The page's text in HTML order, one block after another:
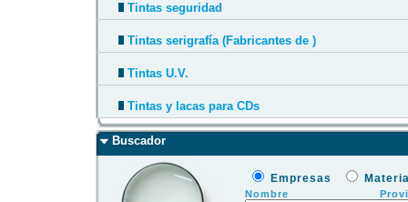
Tintas seguridad
Tintas serigrafía (Fabricantes de )
Tintas U.V.
Tintas y lacas para CDs
Buscador
Empresas
Nombre